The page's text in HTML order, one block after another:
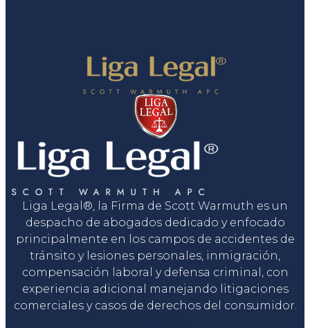
Liga Legal®, la Firma de Scott Warmuth es un
despacho de abogados dedicado y enfocado
principalmente en los campos de accidentes de
tránsito y lesiones personales, inmigración,
compensación laboral y defensa criminal, con
experiencia adicional manejando litigaciones
comerciales y casos de derechos del consumidor.